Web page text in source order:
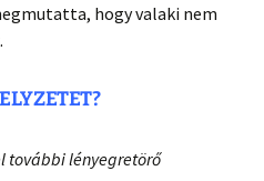
hogy valaki nem
további lényegretörő